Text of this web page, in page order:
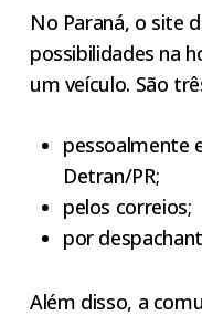
No Paraná, o site
possibilidades na
um veículo. São
pessoalmente
Detran/PR;
pelos correios;
por
Além disso, a